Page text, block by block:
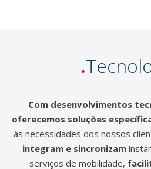
.
Com desenvolvimentos
oferecemos soluções
às necessidades dos nossos
integram e sincronizam
serviços de mobilidade,